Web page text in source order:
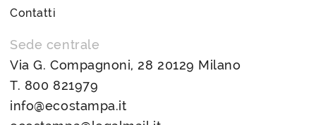
Contatti
Sede centrale
Via G. Compagnoni, 28 20129 Milano
T. 800 821979
info@ecostampa.it